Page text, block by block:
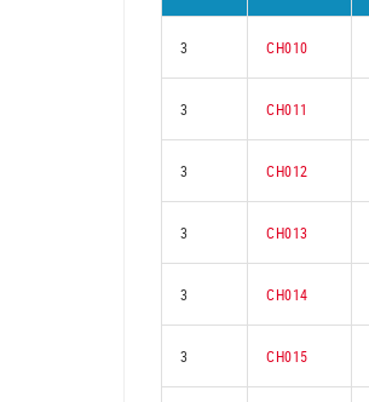
3 CH010
3 CH011
3 CH012
3 CH013
3 CH014
3 CH015